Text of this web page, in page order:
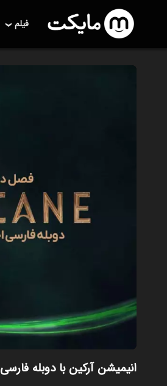
فیلم
انیمیشن آرکین با دوبله فارسی